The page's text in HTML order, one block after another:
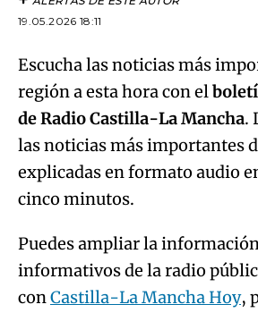
19.05.2026 18:11
Escucha las noticias más
región a esta hora con el
de Radio Castilla-La Mancha.
las noticias más importantes
explicadas en formato audio
cinco minutos.
Puedes ampliar la
informativos de la radio
conCastilla-La Mancha Hoy,